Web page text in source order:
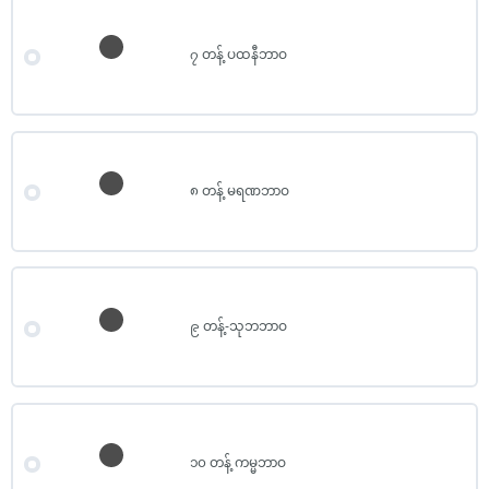
၇ တန့် ပထနီဘာဝ
၈ တန့် မရဏဘာဝ
၉ တန့်-သုဘဘာဝ
၁၀ တန့် ကမ္မဘာဝ